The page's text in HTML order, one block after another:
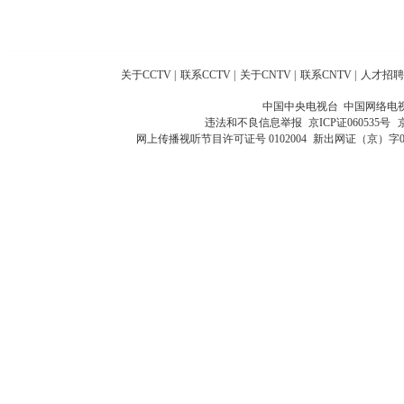
关于CCTV 联系CCTV 关于CNTV 联系CNTV 人才招聘
中国中央电视台 中国网络电
违法和不良信息举报 京ICP证060535号
网上传播视听节目许可证号 0102004 新出网证（京）